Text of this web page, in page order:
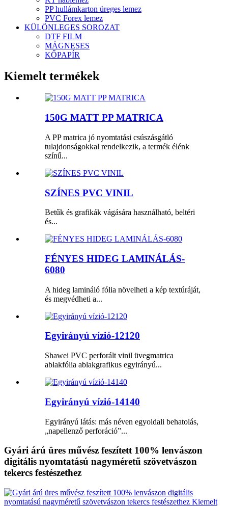
PP hullámkarton üreges lemez
PVC Forex lemez
KÜLÖNLEGES SOROZAT
DTF FILM
MÁGNESES
KŐPAPÍR
Kiemelt termékek
150G MATT PP MATRICA
A PP matrica jó nyomtatási csúszásgátló
tulajdonságokkal rendelkezik, a termék élénk
színű...
SZÍNES PVC VINIL
Betűk és grafikák vágására használható, beltéri
és...
FÉNYES HIDEG LAMINÁLÁS-
6080
A hideg lamináló fólia növelheti a kép textúráját,
és megvédheti a...
Egyirányú vízió-12120
Shawei PVC perforált vinil üvegmatrica
ablakfólia ablakgrafikus egyirányú...
Egyirányú vízió-14140
Egyirányú látás: más néven egyoldali behatolás,
„napellenző perforáció”...
Gyári árú üres művész feszített 100% lenvászon
digitális nyomtatású nagyméretű szövetvászon
tekercs festészethez